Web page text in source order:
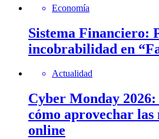
Economía
Sistema Financiero:
incobrabilidad en
Actualidad
Cyber Monday 2026:
cómo aprovechar las
online